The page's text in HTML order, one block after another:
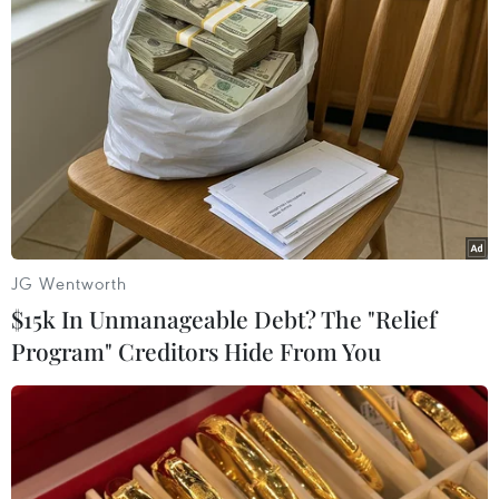
#VietnamPlus
#Vietnam #Plus
Theo dõi VietnamPlus
TIN LIÊN QUAN
JG Wentworth
$15k In Unmanageable Debt? The "Relief
Program" Creditors Hide From You